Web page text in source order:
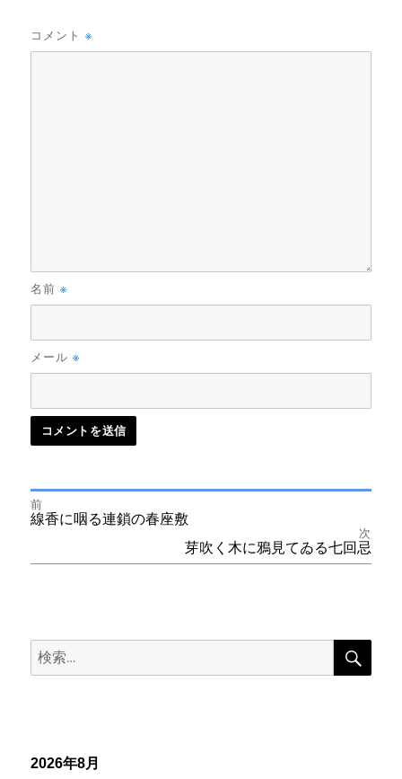
コメント※
名前※
メール※
投
ゲ
前
前
の
線香に咽る連鎖の春座敷
次
芽吹く木に鴉見てゐる七回忌
検
索:
検
2026年8月